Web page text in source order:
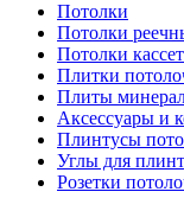
Потолки
Потолки
Потолки
Плитки
Плиты
Аксессуары и
Плинтусы
Углы для
Розетки